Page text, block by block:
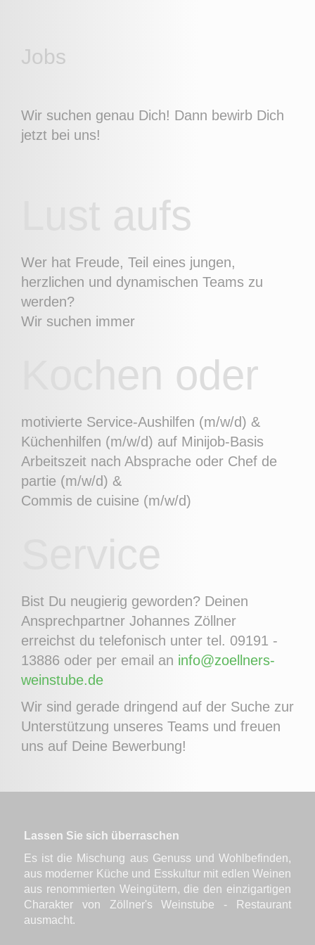
Jobs
Wir suchen genau Dich! Dann bewirb Dich
jetzt bei uns!
Lust aufs
Wer hat Freude, Teil eines jungen,
herzlichen und dynamischen Teams zu
werden?
Wir suchen immer
Kochen oder
motivierte Service-Aushilfen (m/w/d) &
Küchenhilfen (m/w/d) auf Minijob-Basis
Arbeitszeit nach Absprache oder Chef de
partie (m/w/d) &
Commis de cuisine (m/w/d)
Service
Bist Du neugierig geworden? Deinen
Ansprechpartner Johannes Zöllner
erreichst du telefonisch unter tel. 09191 -
13886 oder per email an info@zoellners-
weinstube.de
Wir sind gerade dringend auf der Suche zur
Unterstützung unseres Teams und freuen
uns auf Deine Bewerbung!
Lassen Sie sich überraschen
Es ist die Mischung aus Genuss und Wohlbefinden,
aus moderner Küche und Esskultur mit edlen Weinen
aus renommierten Weingütern, die den einzigartigen
Charakter von Zöllner's Weinstube - Restaurant
ausmacht.